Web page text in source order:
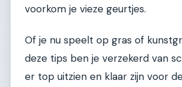
voorkom je vieze geurtjes.
Of je nu speelt op gras of
deze tips ben je verzekerd van
er top uitzien en klaar zijn voor